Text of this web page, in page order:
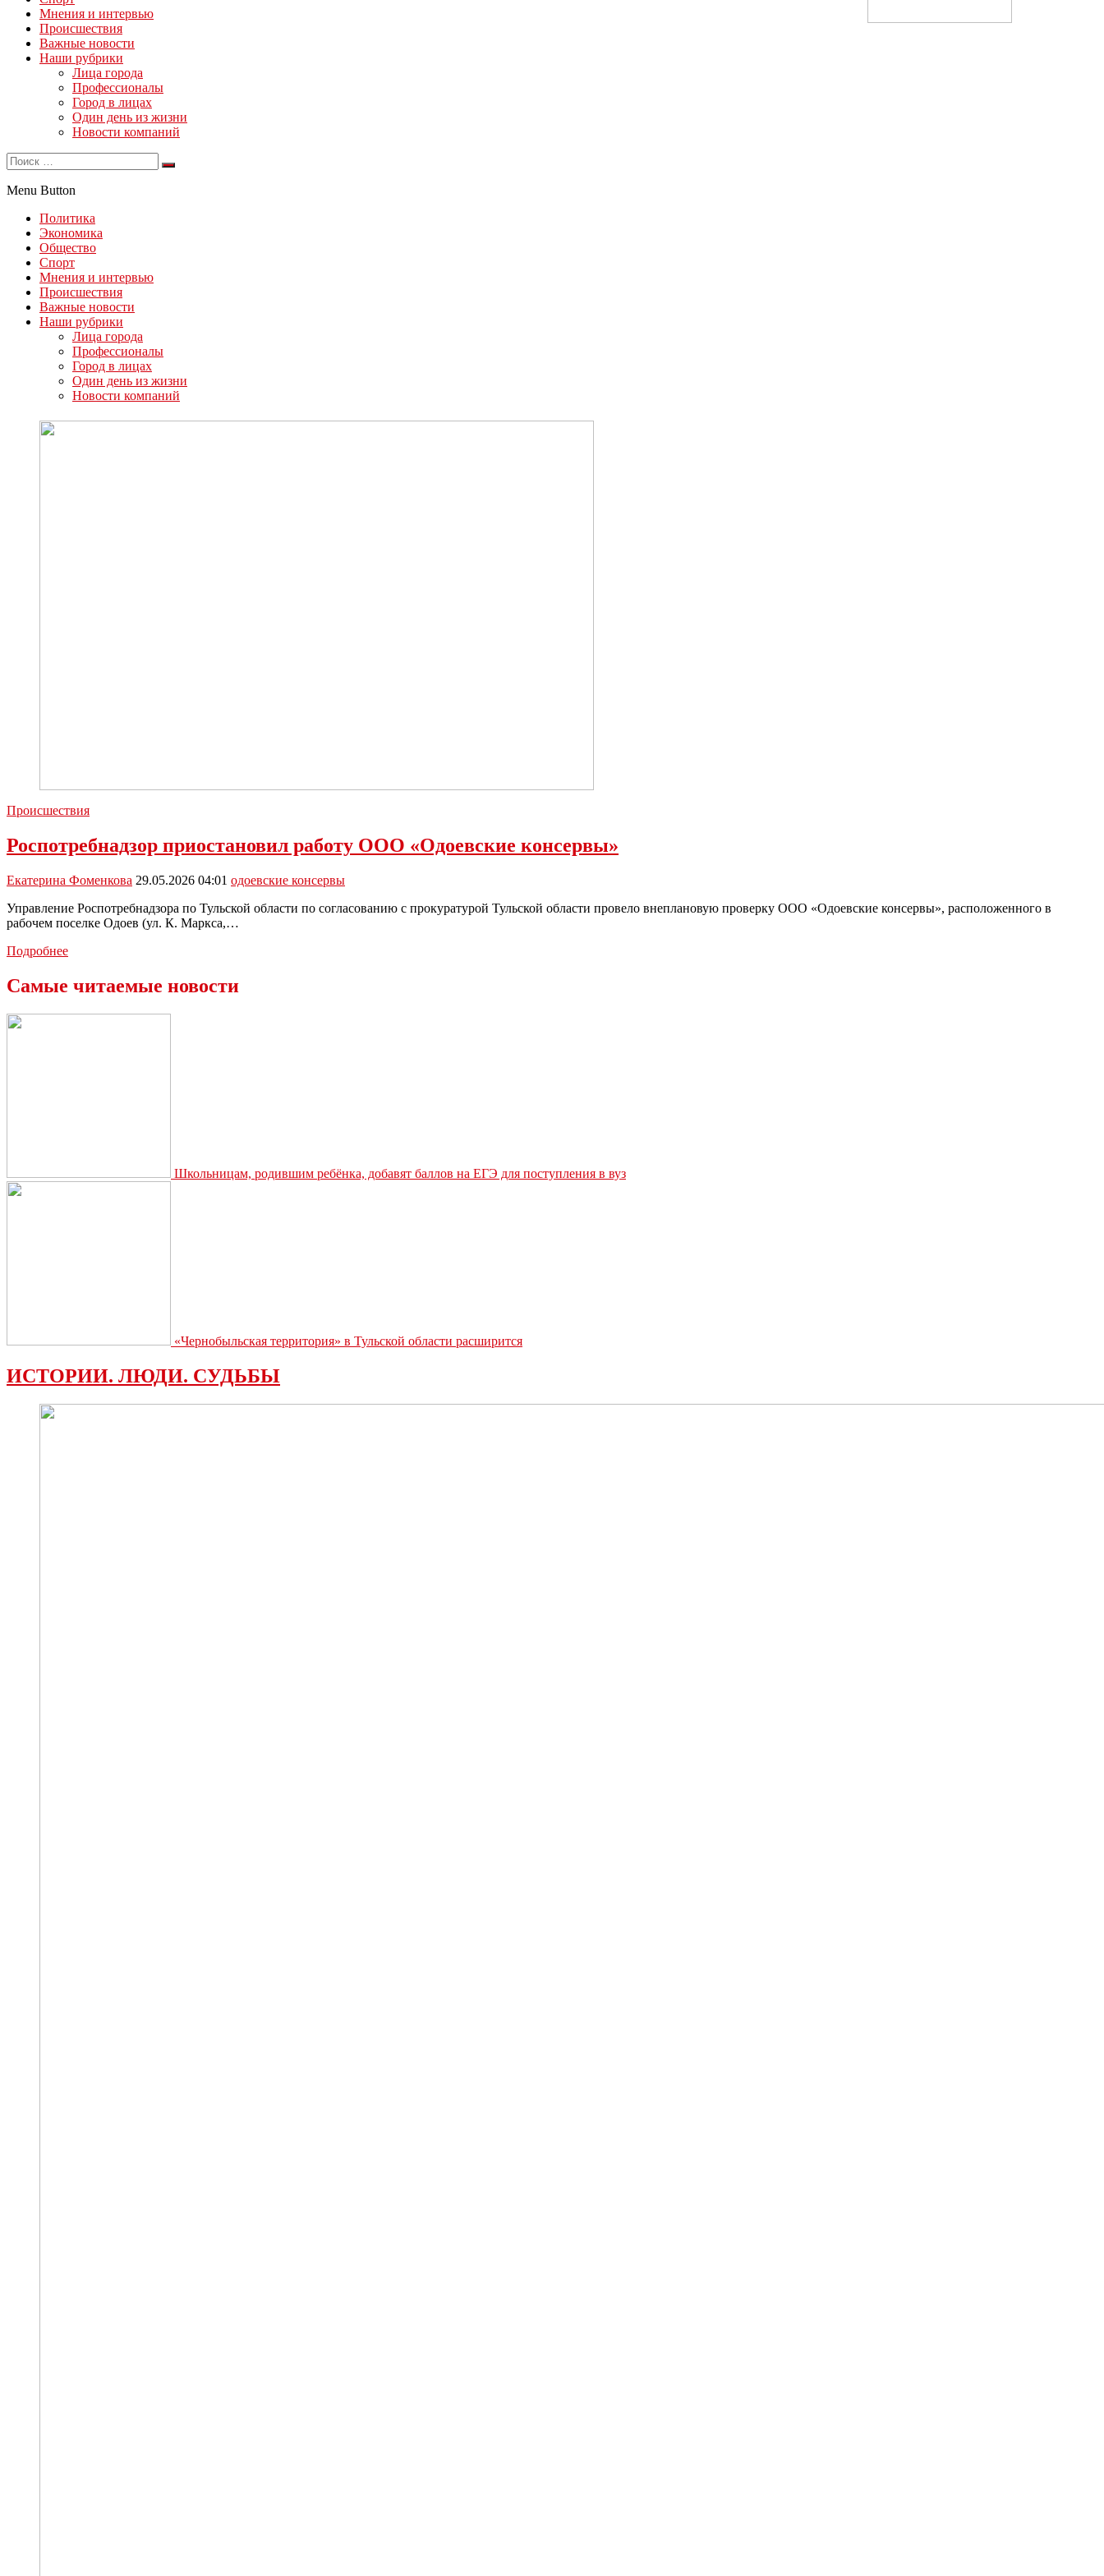
Мнения и интервью
Происшествия
Важные новости
Наши рубрики
Лица города
Профессионалы
Город в лицах
Один день из жизни
Новости компаний
Menu Button
Политика
Экономика
Общество
Спорт
Мнения и интервью
Происшествия
Важные новости
Наши рубрики
Лица города
Профессионалы
Город в лицах
Один день из жизни
Новости компаний
Происшествия
Роспотребнадзор приостановил работу ООО «Одоевские консервы»
Екатерина Фоменкова 29.05.2026 04:01 одоевские консервы
Управление Роспотребнадзора по Тульской области по согласованию с прокуратурой Тульской области провело внеплановую проверку ООО «Одоевские консервы», расположенного в
рабочем поселке Одоев (ул. К. Маркса,…
ПодробнееРоспотребнадзор
ООО
Самые читаемые новости
Школьницам, родившим ребёнка, добавят баллов на ЕГЭ для поступления в вуз
«Чернобыльская территория» в Тульской области расширится
ИСТОРИИ. ЛЮДИ. СУДЬБЫ